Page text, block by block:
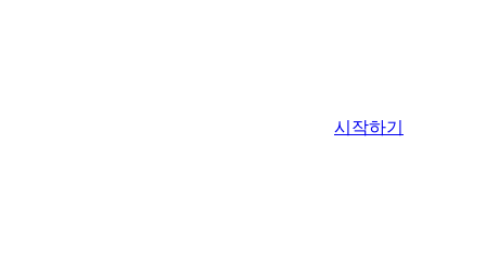
시작하기